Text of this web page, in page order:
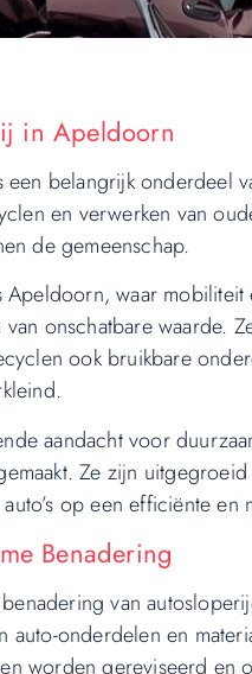
in Apeldoorn
een belangrijk onderdeel
en verwerken van
de gemeenschap.
Apeldoorn, waar
onschatbare waarde.
ook bruikbare
aandacht voor
Ze zijn
op een efficiënte
Benadering
van
auto-onderdelen en
worden gereviseerd en